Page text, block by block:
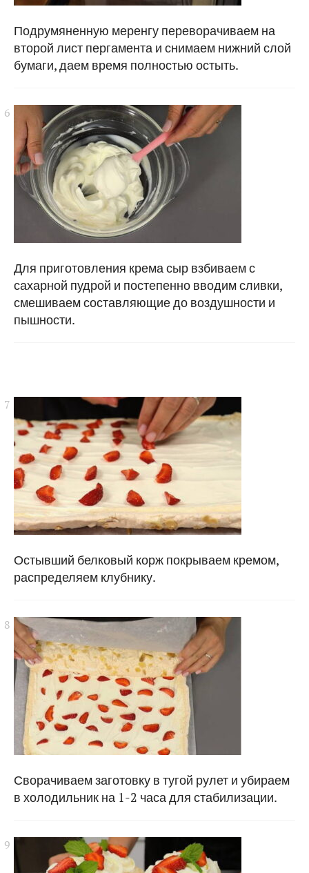
Подрумяненную меренгу переворачиваем на
второй лист пергамента и снимаем нижний слой
бумаги, даем время полностью остыть.
Для приготовления крема сыр взбиваем с
сахарной пудрой и постепенно вводим сливки,
смешиваем составляющие до воздушности и
пышности.
Остывший белковый корж покрываем кремом,
распределяем клубнику.
Сворачиваем заготовку в тугой рулет и убираем
в холодильник на 1-2 часа для стабилизации.